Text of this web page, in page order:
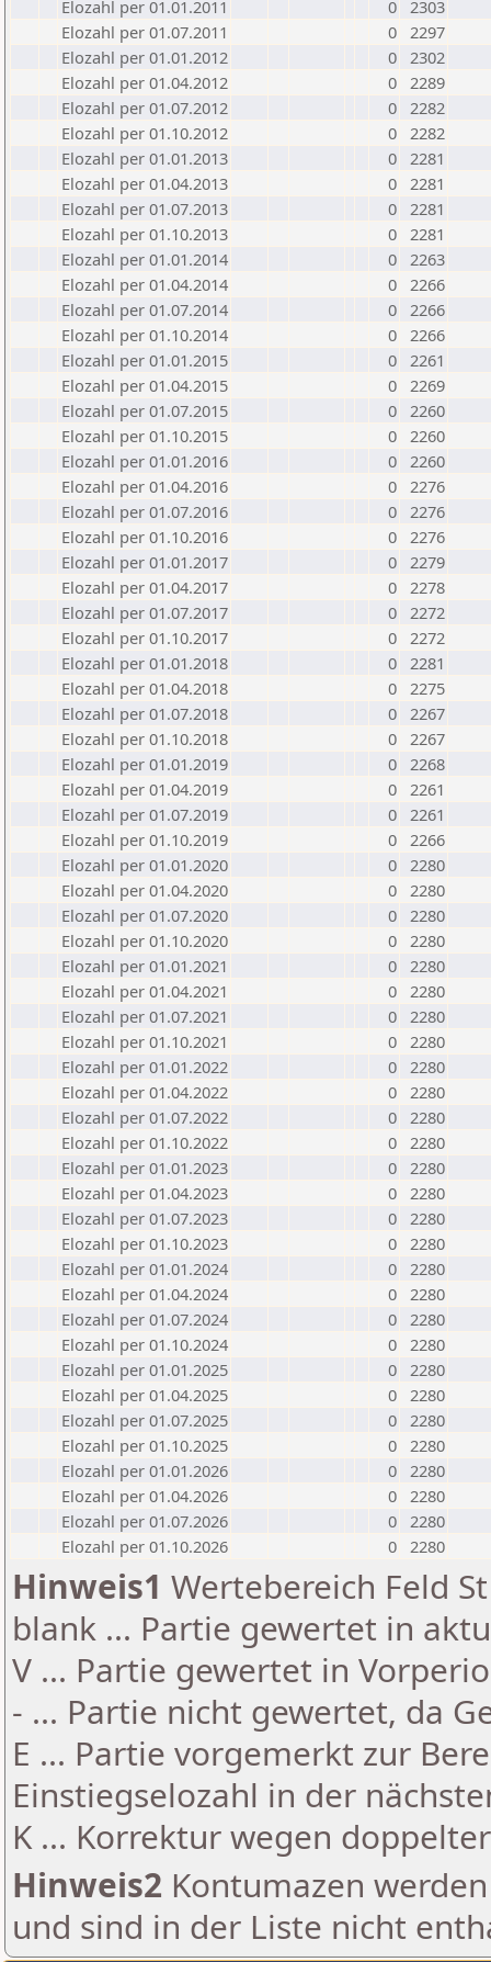
Elozahl per 01.01.2011
0 2303
Elozahl per 01.07.2011
0 2297
Elozahl per 01.01.2012
0 2302
Elozahl per 01.04.2012
0 2289
Elozahl per 01.07.2012
0 2282
Elozahl per 01.10.2012
0 2282
Elozahl per 01.01.2013
0 2281
Elozahl per 01.04.2013
0 2281
Elozahl per 01.07.2013
0 2281
Elozahl per 01.10.2013
0 2281
Elozahl per 01.01.2014
0 2263
Elozahl per 01.04.2014
0 2266
Elozahl per 01.07.2014
0 2266
Elozahl per 01.10.2014
0 2266
Elozahl per 01.01.2015
0 2261
Elozahl per 01.04.2015
0 2269
Elozahl per 01.07.2015
0 2260
Elozahl per 01.10.2015
0 2260
Elozahl per 01.01.2016
0 2260
Elozahl per 01.04.2016
0 2276
Elozahl per 01.07.2016
0 2276
Elozahl per 01.10.2016
0 2276
Elozahl per 01.01.2017
0 2279
Elozahl per 01.04.2017
0 2278
Elozahl per 01.07.2017
0 2272
Elozahl per 01.10.2017
0 2272
Elozahl per 01.01.2018
0 2281
Elozahl per 01.04.2018
0 2275
Elozahl per 01.07.2018
0 2267
Elozahl per 01.10.2018
0 2267
Elozahl per 01.01.2019
0 2268
Elozahl per 01.04.2019
0 2261
Elozahl per 01.07.2019
0 2261
Elozahl per 01.10.2019
0 2266
Elozahl per 01.01.2020
0 2280
Elozahl per 01.04.2020
0 2280
Elozahl per 01.07.2020
0 2280
Elozahl per 01.10.2020
0 2280
Elozahl per 01.01.2021
0 2280
Elozahl per 01.04.2021
0 2280
Elozahl per 01.07.2021
0 2280
Elozahl per 01.10.2021
0 2280
Elozahl per 01.01.2022
0 2280
Elozahl per 01.04.2022
0 2280
Elozahl per 01.07.2022
0 2280
Elozahl per 01.10.2022
0 2280
Elozahl per 01.01.2023
0 2280
Elozahl per 01.04.2023
0 2280
Elozahl per 01.07.2023
0 2280
Elozahl per 01.10.2023
0 2280
Elozahl per 01.01.2024
0 2280
Elozahl per 01.04.2024
0 2280
Elozahl per 01.07.2024
0 2280
Elozahl per 01.10.2024
0 2280
Elozahl per 01.01.2025
0 2280
Elozahl per 01.04.2025
0 2280
Elozahl per 01.07.2025
0 2280
Elozahl per 01.10.2025
0 2280
Elozahl per 01.01.2026
0 2280
Elozahl per 01.04.2026
0 2280
Elozahl per 01.07.2026
0 2280
Elozahl per 01.10.2026
0 2280
Hinweis1 Wertebereich Feld
blank ... Partie gewertet in
V ... Partie gewertet in
- ... Partie nicht gewertet, da
E ... Partie vorgemerkt zur
Einstiegselozahl in der
K ... Korrektur wegen
Hinweis2 Kontumazen
und sind in der Liste nicht